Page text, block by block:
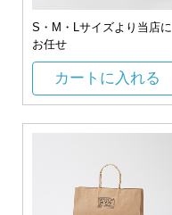
S・M・Lサイズより当店に
お任せ
カートに入れる